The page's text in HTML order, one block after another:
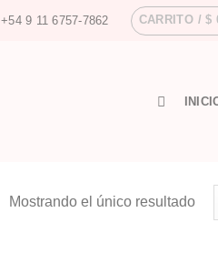
+54 9 11 6757-7862 CARRITO /$
Mostrando el único resultado